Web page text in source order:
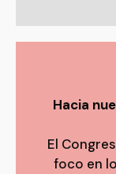
Hacia
El
foco en